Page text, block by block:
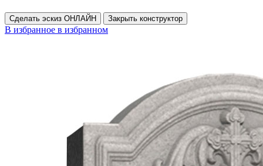
Сделать эскиз ОНЛАЙН Закрыть конструктор
В избранное в избранном